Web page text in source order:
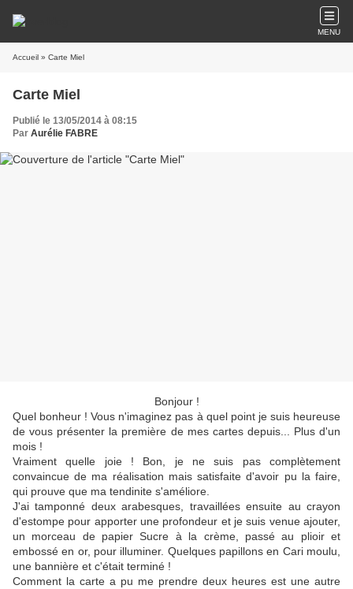
MENU
Accueil » Carte Miel
Carte Miel
Publié le 13/05/2014 à 08:15
Par Aurélie FABRE
Bonjour !
Quel bonheur ! Vous n'imaginez pas à quel point je suis heureuse
de vous présenter la première de mes cartes depuis... Plus d'un
mois !
Vraiment quelle joie ! Bon, je ne suis pas complètement
convaincue de ma réalisation mais satisfaite d'avoir pu la faire,
qui prouve que ma tendinite s'améliore.
J'ai tamponné deux arabesques, travaillées ensuite au crayon
d'estompe pour apporter une profondeur et je suis venue ajouter,
un morceau de papier Sucre à la crème, passé au plioir et
embossé en or, pour illuminer. Quelques papillons en Cari moulu,
une bannière et c'était terminé !
Comment la carte a pu me prendre deux heures est une autre